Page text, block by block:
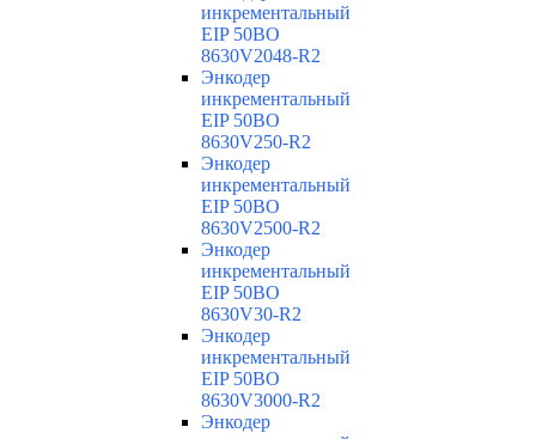
инкрементальный
EIP 50BO
8630V2048-R2
Энкодер
инкрементальный
EIP 50BO
8630V250-R2
Энкодер
инкрементальный
EIP 50BO
8630V2500-R2
Энкодер
инкрементальный
EIP 50BO
8630V30-R2
Энкодер
инкрементальный
EIP 50BO
8630V3000-R2
Энкодер